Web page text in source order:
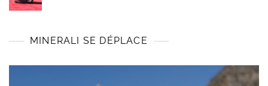
MINERALI SE DÉPLACE